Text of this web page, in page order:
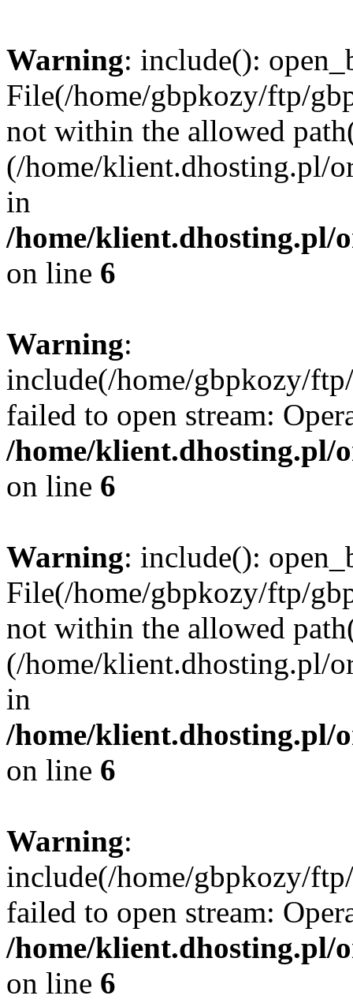
Warning: include():
File(/home/gbpkozy/ftp/
not within the allowed
(/home/klient.dhosting.pl/
in
/home/
on line 6
Warning:
include(/home/gbpkozy/
failed to open stream:
/home/
on line 6
Warning: include():
File(/home/gbpkozy/ftp/
not within the allowed
(/home/klient.dhosting.pl/
in
/home/
on line 6
Warning:
include(/home/gbpkozy/
failed to open stream:
/home/
on line 6